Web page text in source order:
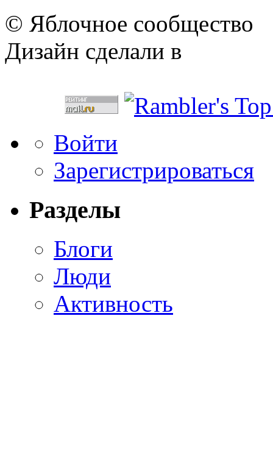
© Яблочное сообщество
Дизайн сделали в
Войти
Зарегистрироваться
Разделы
Блоги
Люди
Активность